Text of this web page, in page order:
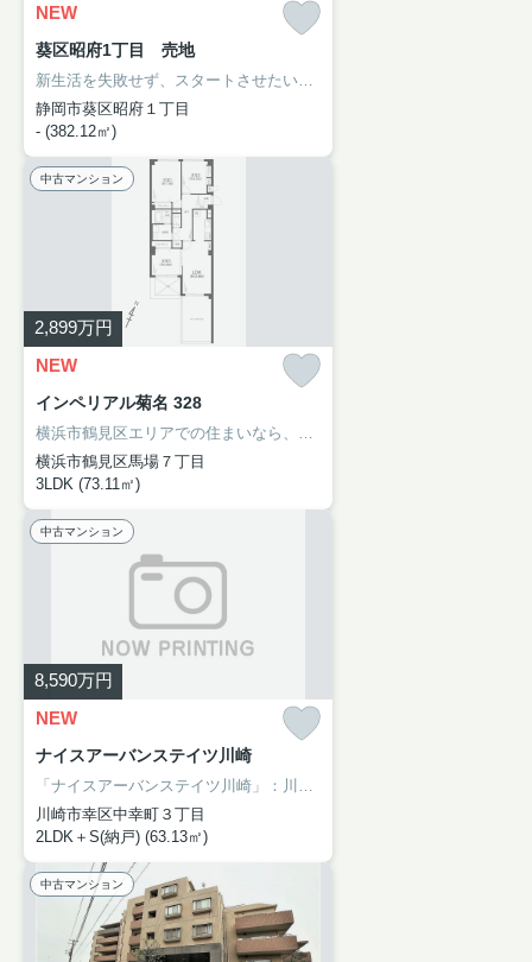
NEW
葵区昭府1丁目 売地
新生活を失敗せず、スタートさせたいならこちらの「葵区昭府1丁目 売地」はいかがでしょうか。日々の暮らしに便利なEvery BIGDAY(エブリィ ビッグデー) 昭府店(スーパー)まで383mです。周辺環境も良好なエリアにある売地です。静岡市葵区で土地をお探しなら、アイナハウジングにお任せください。
静岡市葵区昭府１丁目
- (382.12㎡)
中古マンション
2,899万円
NEW
インペリアル菊名 328
横浜市鶴見区エリアでの住まいなら、住み心地も快適な「インペリアル菊名」はいかがでしょうか。13.41㎡の広さのバルコニー付き物件です。お引っ越しなら、菊名近くをご検討ください。アイナハウジングまでのお問い合わせは、044-230-0480、またはinfo@aina-housing.co.jpまでお待ちしております。
横浜市鶴見区馬場７丁目
3LDK (73.11㎡)
中古マンション
8,590万円
NEW
ナイスアーバンステイツ川崎
「ナイスアーバンステイツ川崎」：川崎市幸区エリアの新居にピッタリ。使い方も様々な、利便性の高いサービスルーム付き2SLDK物件。駅から徒歩6分の物件です。利便性の高い生活ができる川崎周辺で住まいをお求めになるのなら、アイナハウジングにご連絡下さい。044-230-0480からお問い合わせをお待ちしております。
川崎市幸区中幸町３丁目
2LDK＋S(納戸) (63.13㎡)
中古マンション